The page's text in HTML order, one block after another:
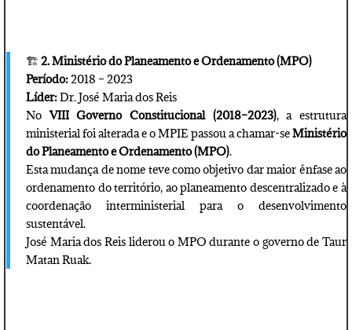
🏗️ 2. Ministério do Planeamento e Ordenamento (MPO)
Período:2018 – 2023
Líder:Dr. José Maria dos Reis
NoVIII Governo Constitucional (2018–2023), a estrutura
ministerial foi alterada e o MPIE passou a chamar-seMinistério
do Planeamento e Ordenamento (MPO).
Esta mudança de nome teve como objetivo dar maior ênfase ao
ordenamento do território, ao planeamento descentralizado e à
coordenação interministerial para o desenvolvimento
sustentável.
José Maria dos Reis liderou o MPO durante o governo de Taur
Matan Ruak.